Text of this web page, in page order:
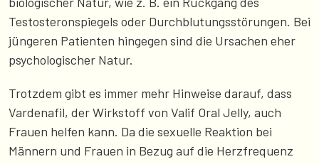
Testosteronspiegels oder Durchblutungsstörungen. Bei
jüngeren Patienten hingegen sind die Ursachen eher
psychologischer Natur.
Trotzdem gibt es immer mehr Hinweise darauf, dass
Vardenafil, der Wirkstoff von Valif Oral Jelly, auch
Frauen helfen kann. Da die sexuelle Reaktion bei
Männern und Frauen in Bezug auf die Herzfrequenz